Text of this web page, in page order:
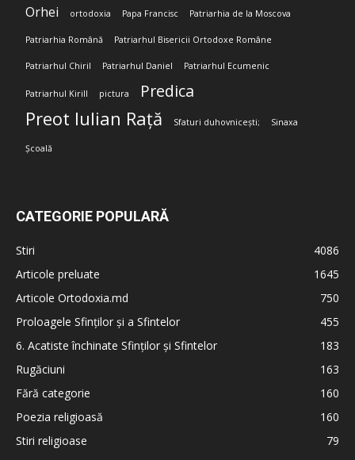
Orhei ortodoxia Papa Francisc Patriarhia de la Moscova
Patriarhia Română Patriarhul Bisericii Ortodoxe Române
Patriarhul Chiril Patriarhul Daniel Patriarhul Ecumenic
Patriarhul Kirill pictura Predica
Preot Iulian Rață Sfaturi duhovnicești; Sinaxa
Școală
CATEGORIE POPULARĂ
Stiri
4086
Articole preluate
1645
Articole Ortodoxia.md
750
Proloagele Sfinților și a Sfintelor
455
6. Acatiste închinate Sfinților și Sfintelor
183
Rugăciuni
163
Fără categorie
160
Poezia religioasă
160
Stiri religioase
79